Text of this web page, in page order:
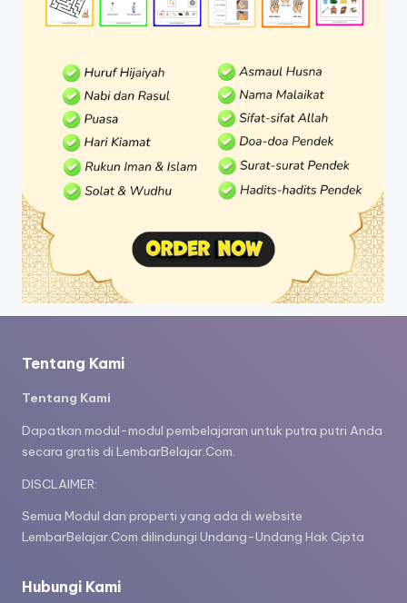
Tentang Kami
Tentang Kami
Dapatkan modul-modul pembelajaran untuk putra putri Anda
secara gratis di LembarBelajar.Com.
DISCLAIMER:
Semua Modul dan properti yang ada di website
LembarBelajar.Com dilindungi Undang-Undang Hak Cipta
Hubungi Kami